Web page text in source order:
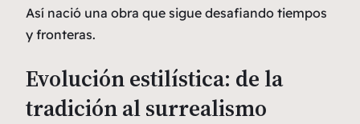
Así nació una obra que sigue desafiando tiempos
y fronteras.
Evolución estilística: de la
tradición al surrealismo